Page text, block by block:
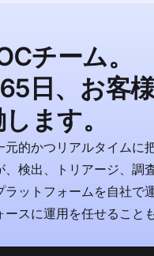
チーム。
日、お客
ます。
元的かつリアルタイムに
、検出、トリアージ、調
ラットフォームを自社で
ースに運用を任せること